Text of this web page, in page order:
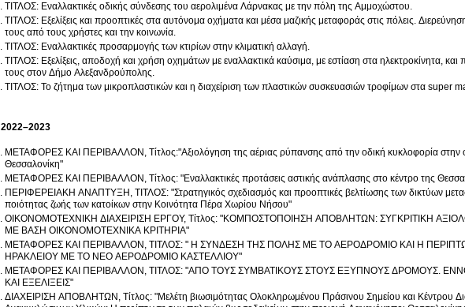
ΤΙΤΛΟΣ: Εναλλακτικές οδικής σύνδεσης του αερολιμένα Λάρνακας με την πόλη της Αμμοχώστου.
ΤΙΤΛΟΣ: Εξελίξεις και προοπτικές στα αυτόνομα οχήματα και μέσα μαζικής μεταφοράς στις πόλεις.
τους από τους χρήστες και την κοινωνία.
ΤΙΤΛΟΣ: Εναλλακτικές προσαρμογής των κτιρίων στην κλιματική αλλαγή.
ΤΙΤΛΟΣ: Εξελίξεις, αποδοχή και χρήση οχημάτων με εναλλακτικά καύσιμα, με εστίαση στα ηλεκτροκίνητα, και
τους στον Δήμο Αλεξανδρούπολης.
ΤΙΤΛΟΣ: Το ζήτημα των μικροπλαστικών και η διαχείριση των πλαστικών συσκευασιών τροφίμων στα super
2022–2023
ΜΕΤΑΦΟΡΕΣ ΚΑΙ ΠΕΡΙΒΑΛΛΟΝ, Τίτλος:"Αξιολόγηση της αέριας ρύπανσης από την οδική κυκλοφορία στην
Θεσσαλονίκη"
ΜΕΤΑΦΟΡΕΣ ΚΑΙ ΠΕΡΙΒΑΛΛΟΝ, Τίτλος: "Εναλλακτικές προτάσεις αστικής ανάπλασης στο κέντρο της
ΠΕΡΙΦΕΡΕΙΑΚΗ ΑΝΑΠΤΥΞΗ, ΤΙΤΛΟΣ: "Στρατηγικός σχεδιασμός και προοπτικές βελτίωσης των δικτύων
ποιότητας ζωής των κατοίκων στην Κοινότητα Πέρα Χωρίου Νήσου"
ΟΙΚΟΝΟΜΟΤΕΧΝΙΚΗ ΔΙΑΧΕΙΡΙΣΗ ΕΡΓΟΥ, Τίτλος: "ΚΟΜΠΟΣΤΟΠΟΙΗΣΗ ΑΠΟΒΛΗΤΩΝ: ΣΥΓΚΡΙΤΙΚΗ
ΜΕ ΒΑΣΗ ΟΙΚΟΝΟΜΟΤΕΧΝΙΚΑ ΚΡΙΤΗΡΙΑ"
ΜΕΤΑΦΟΡΕΣ ΚΑΙ ΠΕΡΙΒΑΛΛΟΝ, ΤΙΤΛΟΣ: " Η ΣΥΝΔΕΣΗ ΤΗΣ ΠΟΛΗΣ ΜΕ ΤΟ ΑΕΡΟΔΡΟΜΙΟ ΚΑΙ Η
ΗΡΑΚΛΕΙΟΥ ΜΕ ΤΟ ΝΕΟ ΑΕΡΟΔΡΟΜΙΟ ΚΑΣΤΕΛΛΙΟΥ"
ΜΕΤΑΦΟΡΕΣ ΚΑΙ ΠΕΡΙΒΑΛΛΟΝ, ΤΙΤΛΟΣ: "ΑΠΟ ΤΟΥΣ ΣΥΜΒΑΤΙΚΟΥΣ ΣΤΟΥΣ ΕΞΥΠΝΟΥΣ ΔΡΟΜΟΥΣ.
ΚΑΙ ΕΞΕΛΙΞΕΙΣ"
ΔΙΑΧΕΙΡΙΣΗ ΑΠΟΒΛΗΤΩΝ, Τίτλος: "Μελέτη βιωσιμότητας Ολοκληρωμένου Πράσινου Σημείου και Κέντρου